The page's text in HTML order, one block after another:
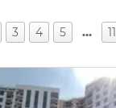
3 4 5 … 11